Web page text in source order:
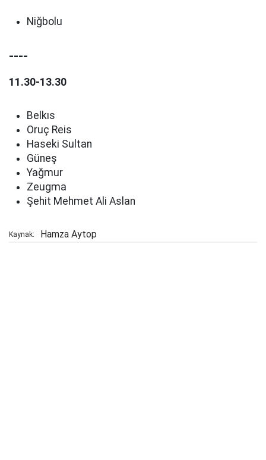
Niğbolu
----
11.30-13.30
Belkıs
Oruç Reis
Haseki Sultan
Güneş
Yağmur
Zeugma
Şehit Mehmet Ali Aslan
Kaynak: Hamza Aytop